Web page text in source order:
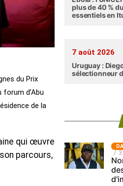
du Prix
d’Abu
de la
qui œuvre
parcours,
plus de 40 %
essentiels en
7 août 2026
Uruguay :
sélectionneur